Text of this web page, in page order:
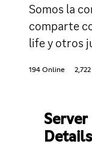
Somos la
comparte
life y otros
194 Online
Server
Details